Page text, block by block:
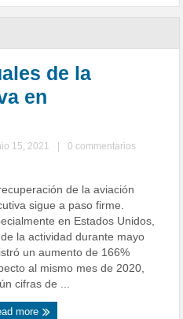
de la
en
15, 2021
0 commentarios
de la aviación
sigue a paso firme.
en Estados Unidos,
la actividad durante mayo
un aumento de 166%
al mismo mes de 2020,
cifras de ...
more